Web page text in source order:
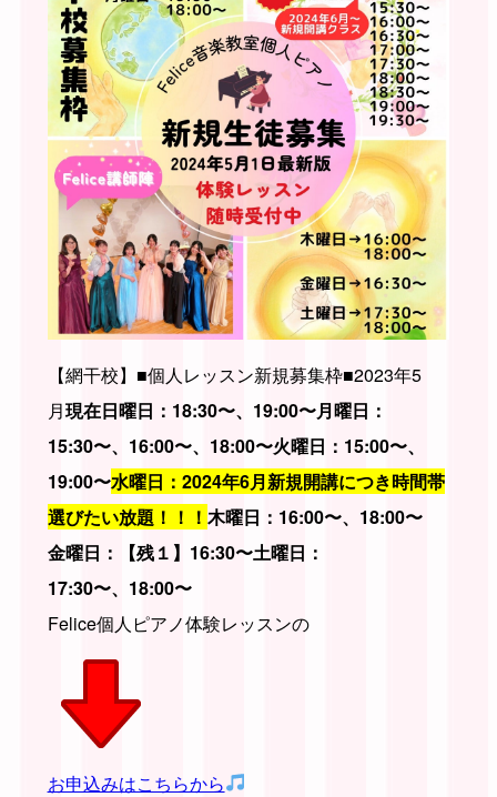
【網干校】■個人レッスン新規募集枠■2023年5
月現在日曜日： 18:30〜、19:00〜月曜日：
15:30〜、16:00〜、18:00〜火曜日：15:00〜、
19:00〜水曜日：2024年6月新規開講につき時間帯
選びたい放題！！！ 木曜日：16:00〜、18:00〜
金曜日：
【残１】16:30〜土曜日：
17:30〜、18:00〜
Felice個人ピアノ体験レッスンの
お申込みはこちらから